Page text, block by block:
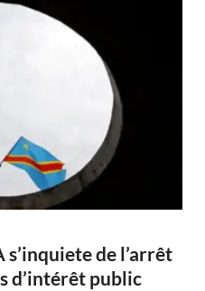
s’inquiete de l’arrêt
d’intérêt public